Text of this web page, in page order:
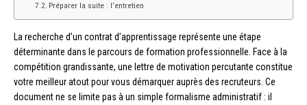
Préparer la suite : l’entretien
La recherche d’un contrat d’apprentissage représente une étape
déterminante dans le parcours de formation professionnelle. Face à la
compétition grandissante, une lettre de motivation percutante constitue
votre meilleur atout pour vous démarquer auprès des recruteurs. Ce
document ne se limite pas à un simple formalisme administratif : il